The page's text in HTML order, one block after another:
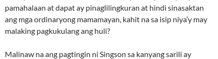
pamahalaan at dapat ay pinaglilingkuran at hindi sinasaktan
ang mga ordinaryong mamamayan, kahit na sa isip niya’y may
malaking pagkukulang ang huli?
Malinaw na ang pagtingin ni Singson sa kanyang sarili ay